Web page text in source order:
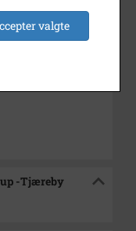
2050)
-Tjæreby
valgte